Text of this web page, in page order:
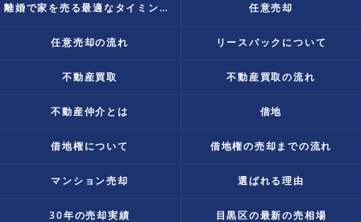
離婚で家を売る最適なタイミングは？ 任意売却
任意売却の流れ リースバックについて
不動産買取 不動産買取の流れ
不動産仲介とは 借地
借地権について 借地権の売却までの流れ
マンション売却 選ばれる理由
30年の売却実績 目黒区の最新の売相場